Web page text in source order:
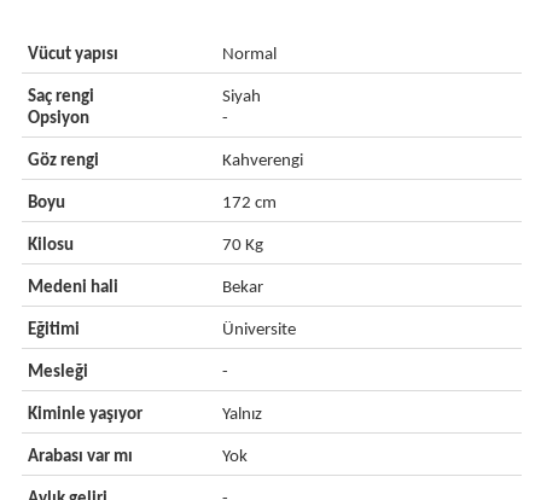
Vücut yapısı Normal
Saç rengi
Opsiyon
Siyah
-
Göz rengi Kahverengi
Boyu 172 cm
Kilosu 70 Kg
Medeni hali Bekar
Eğitimi Üniversite
Mesleği -
Kiminle yaşıyor Yalnız
Arabası var mı Yok